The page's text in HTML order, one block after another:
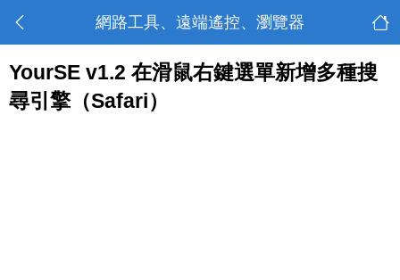
網路工具、遠端遙控、瀏覽器
YourSE v1.2 在滑鼠右鍵選單新增多種搜
尋引擎（Safari）